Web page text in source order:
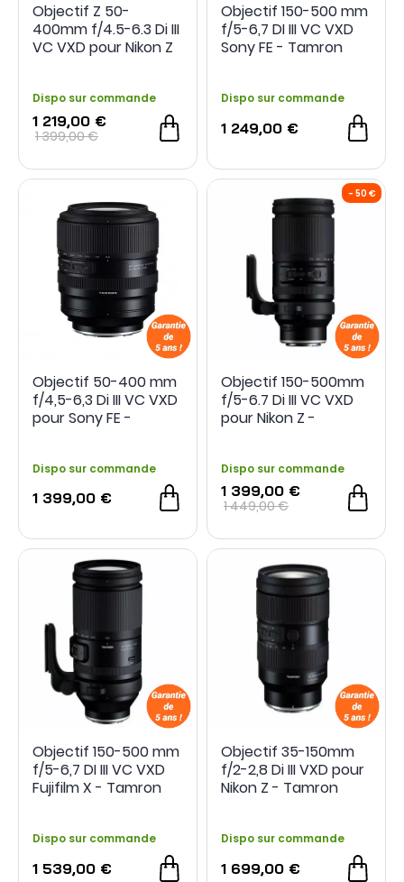
Objectif Z 50-
400mm f/4.5-6.3 Di III
VC VXD pour Nikon Z
Dispo sur commande
1 219,00 €
1 399,00 €
Objectif 150-500 mm
f/5-6,7 DI III VC VXD
Sony FE - Tamron
Dispo sur commande
1 249,00 €
Objectif 50-400 mm
f/4,5-6,3 Di III VC VXD
pour Sony FE -
Dispo sur commande
1 399,00 €
Objectif 150-500mm
f/5-6.7 Di III VC VXD
pour Nikon Z -
Dispo sur commande
1 399,00 €
1 449,00 €
Objectif 150-500 mm
f/5-6,7 DI III VC VXD
Fujifilm X - Tamron
Dispo sur commande
1 539,00 €
Objectif 35-150mm
f/2-2,8 Di III VXD pour
Nikon Z - Tamron
Dispo sur commande
1 699,00 €